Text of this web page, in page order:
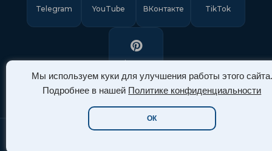
Мы используем куки для улучшения работы этого сайта.
Подробнее в нашей Политике конфиденциальности
ОК
Telegram YouTube ВКонтакте TikTok
Pinterest